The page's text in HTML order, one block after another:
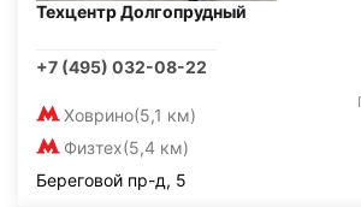
Техцентр Долгопрудный
+7 (495) 032-08-22
Ховрино(5,1 км)
Физтех(5,4 км)
Береговой пр-д, 5